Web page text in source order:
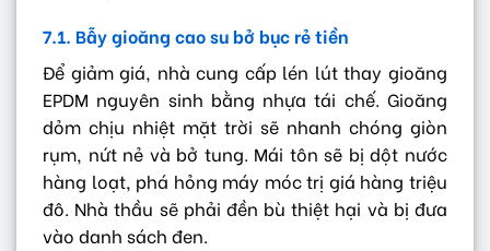
7.1. Bẫy gioăng cao su bở bục rẻ tiền
Để giảm giá, nhà cung cấp lén lút thay gioăng
EPDM nguyên sinh bằng nhựa tái chế. Gioăng
dỏm chịu nhiệt mặt trời sẽ nhanh chóng giòn
rụm, nứt nẻ và bở tung. Mái tôn sẽ bị dột nước
hàng loạt, phá hỏng máy móc trị giá hàng triệu
đô. Nhà thầu sẽ phải đền bù thiệt hại và bị đưa
vào danh sách đen.